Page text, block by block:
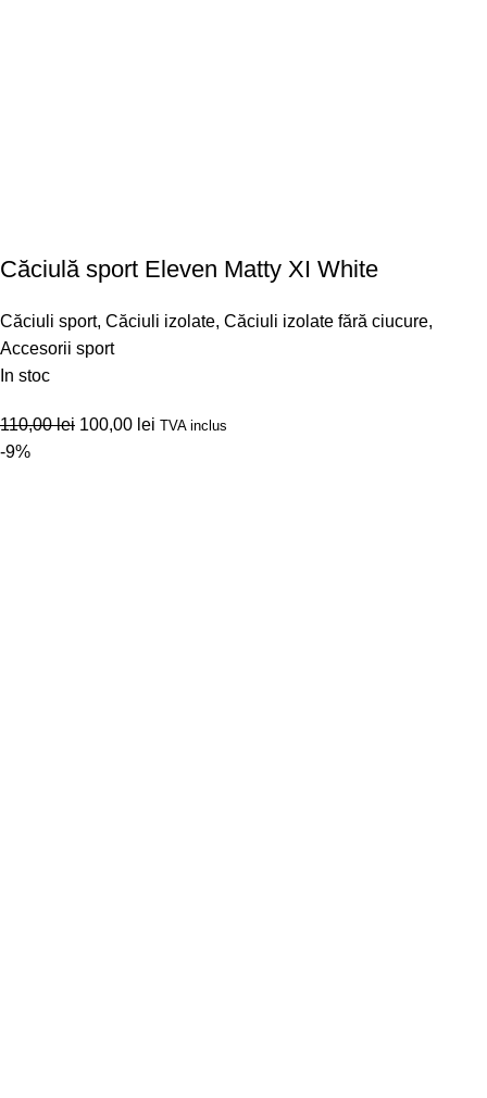
Căciulă sport Eleven Matty XI White
Căciuli sport, Căciuli izolate, Căciuli izolate fără ciucure,
Accesorii sport
In stoc
110,00lei 100,00 lei TVA inclus
-9%